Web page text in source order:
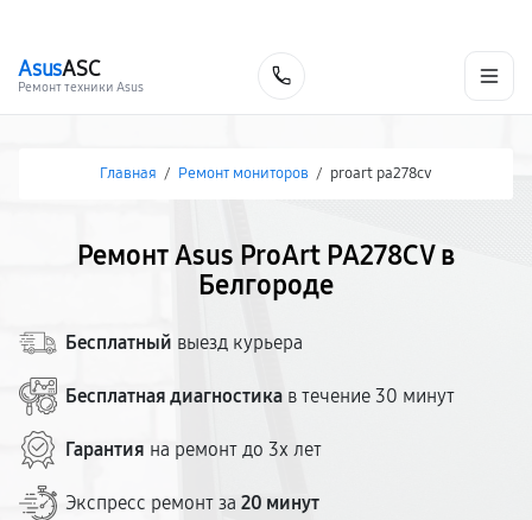
AsusASC
Ремонт техники Asus
Главная / Ремонт мониторов / proart pa278cv
Ремонт Asus ProArt PA278CV в
Белгороде
Бесплатный выезд курьера
Бесплатная диагностика в течение 30 минут
Гарантия на ремонт до 3х лет
Экспресс ремонт за 20 минут